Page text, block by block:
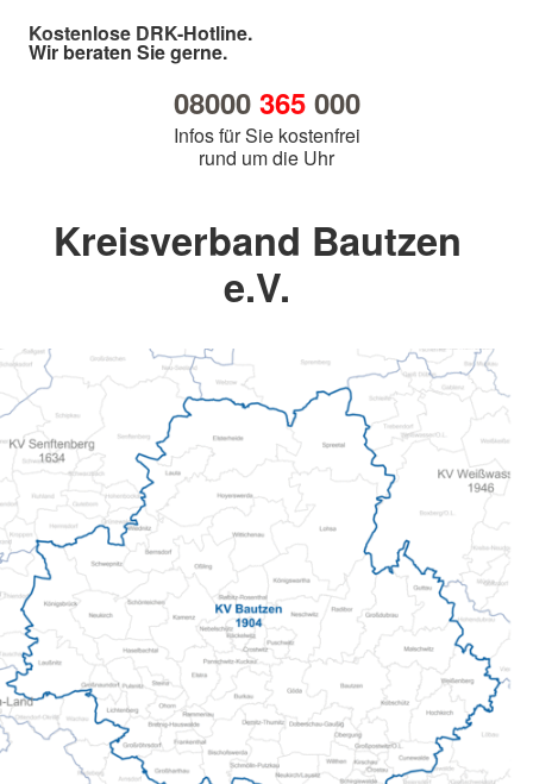
Kostenlose DRK-Hotline.
Wir beraten Sie gerne.
08000 365000
Infos für Sie kostenfrei
rund um die Uhr
Kreisverband Bautzen
e.V.